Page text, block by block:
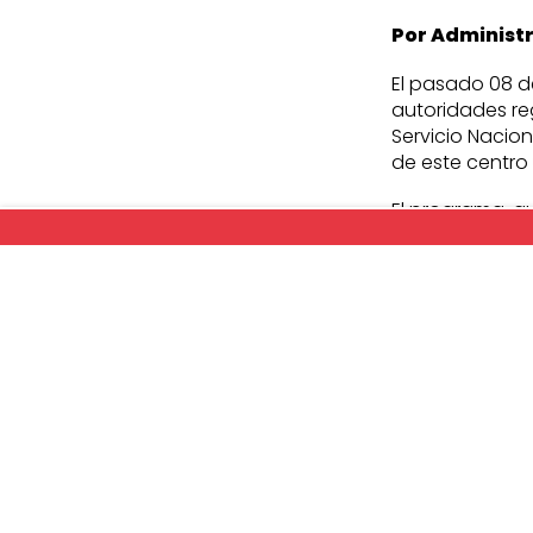
Por
El pasado 08
autoridades
Servicio
de este
El programa,